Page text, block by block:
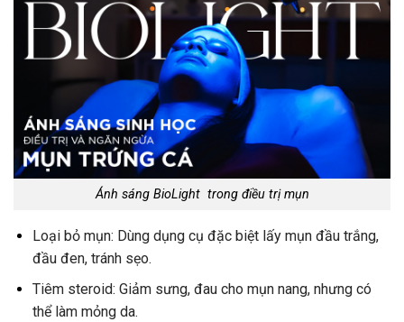
Ánh sáng BioLight trong điều trị mụn
Loại bỏ mụn: Dùng dụng cụ đặc biệt lấy mụn đầu trắng,
đầu đen, tránh sẹo.
Tiêm steroid: Giảm sưng, đau cho mụn nang, nhưng có
thể làm mỏng da.